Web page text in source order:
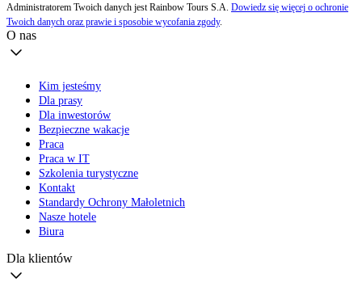
Administratorem Twoich danych jest Rainbow Tours S.A. Dowiedz się więcej o ochronie
Twoich danych oraz prawie i sposobie wycofania zgody.
O nas
Kim jesteśmy
Dla prasy
Dla inwestorów
Bezpieczne wakacje
Praca
Praca w IT
Szkolenia turystyczne
Kontakt
Standardy Ochrony Małoletnich
Nasze hotele
Biura
Dla klientów